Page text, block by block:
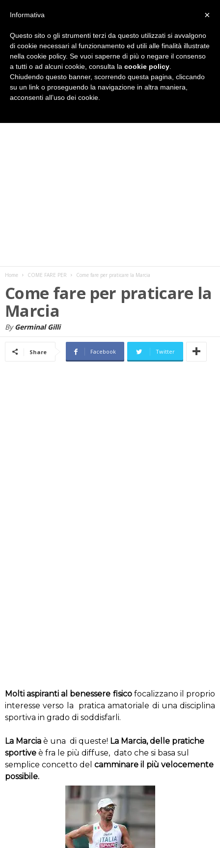
i
Home COME FARE PER Come fare per praticare la Marcia
Come fare per praticare la
Marcia
By Germinal Gilli
Share Facebook Twitter
Molti aspiranti al benessere fisicofocalizzano il proprio
interesse verso la pratica amatoriale di una disciplina
sportiva in grado di soddisfarli.
La Marcia è una di queste! La Marcia, delle pratiche
sportive è fra le più diffuse, dato che si basa sul
semplice concetto del camminare il più velocemente
possibile.
×
Informativa
Questo sito o gli strumenti terzi da questo utilizzati si avvalgono
di cookie necessari al funzionamento ed utili alle finalità illustrate
nella cookie policy. Se vuoi saperne di più o negare il consenso
a tutti o ad alcuni cookie, consulta la cookie policy
Chiudendo questo banner, scorrendo questa pagina, cliccando
su un link o proseguendo la navigazione in altra maniera,
acconsenti all’uso dei cookie.